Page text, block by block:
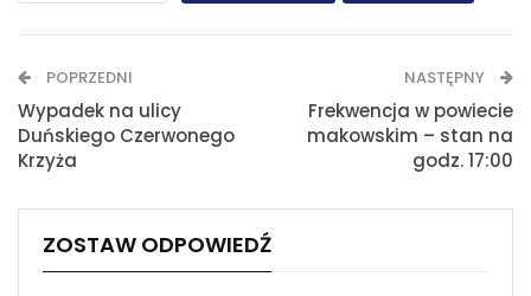
Drukuj
POPRZEDNI
Wypadek na ulicy
Duńskiego Czerwonego
Krzyża
NASTĘPNY
Frekwencja w powiecie
makowskim – stan na
godz. 17:00
ZOSTAW ODPOWIEDŹ